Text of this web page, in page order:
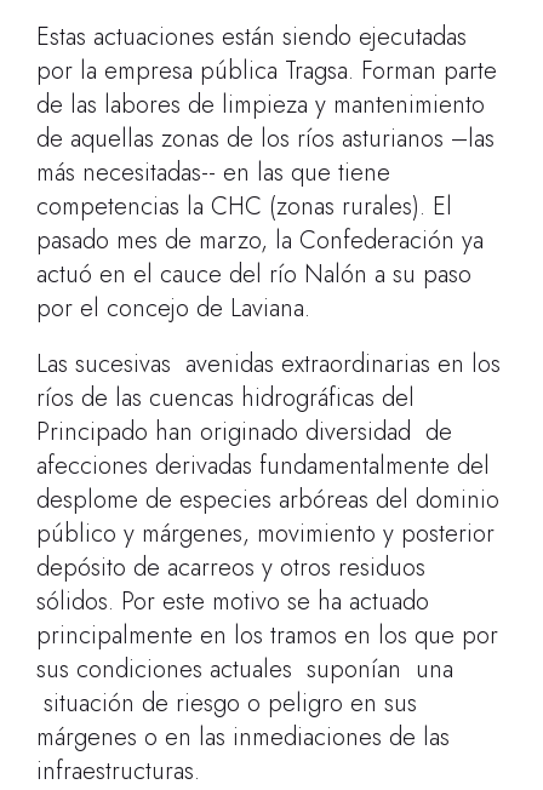
Estas actuaciones están siendo ejecutadas
por la empresa pública Tragsa. Forman parte
de las labores de limpieza y mantenimiento
de aquellas zonas de los ríos asturianos –las
más necesitadas-- en las que tiene
competencias la CHC (zonas rurales). El
pasado mes de marzo, la Confederación ya
actuó en el cauce del río Nalón a su paso
por el concejo de Laviana.
Las sucesivas avenidas extraordinarias en los
ríos de las cuencas hidrográficas del
Principado han originado diversidad de
afecciones derivadas fundamentalmente del
desplome de especies arbóreas del dominio
público y márgenes, movimiento y posterior
depósito de acarreos y otros residuos
sólidos. Por este motivo se ha actuado
principalmente en los tramos en los que por
sus condiciones actuales suponían una
situación de riesgo o peligro en sus
márgenes o en las inmediaciones de las
infraestructuras.